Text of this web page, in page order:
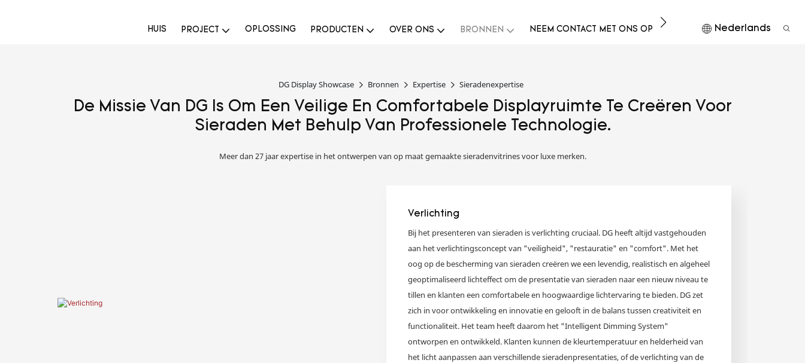
HUIS PROJECT OPLOSSING PRODUCTEN OVER ONS BRONNEN NEEM CONTACT MET ONS OP DOWNLOADNederlands
DG Display Showcase Bronnen Expertise Sieradenexpertise
De Missie Van DG Is Om Een ​​veilige En Comfortabele Displayruimte Te Creëren Voor
Sieraden Met Behulp Van Professionele Technologie.
Meer dan 27 jaar expertise in het ontwerpen van op maat gemaakte sieradenvitrines voor luxe merken.
Verlichting
Bij het presenteren van sieraden is verlichting cruciaal. DG heeft altijd vastgehouden
aan het verlichtingsconcept van "veiligheid", "restauratie" en "comfort". Met het
oog op de bescherming van sieraden creëren we een levendig, realistisch en algeheel
geoptimaliseerd lichteffect om de presentatie van sieraden naar een nieuw niveau te
tillen en klanten een comfortabele en hoogwaardige lichtervaring te bieden. DG zet
zich in voor ontwikkeling en innovatie en gelooft in de balans tussen creativiteit en
functionaliteit. Het team heeft daarom het "Intelligent Dimming System"
ontworpen en ontwikkeld. Klanten kunnen de kleurtemperatuur en helderheid van
het licht aanpassen aan verschillende sieradenpresentaties, of de verlichting van de